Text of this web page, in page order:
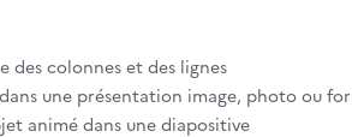
des colonnes et des lignes
une présentation image, photo ou
animé dans une diapositive